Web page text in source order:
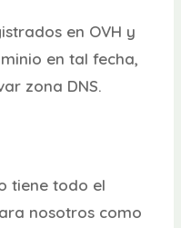
en OVH y
en tal fecha,
zona DNS.
tiene todo el
nosotros como